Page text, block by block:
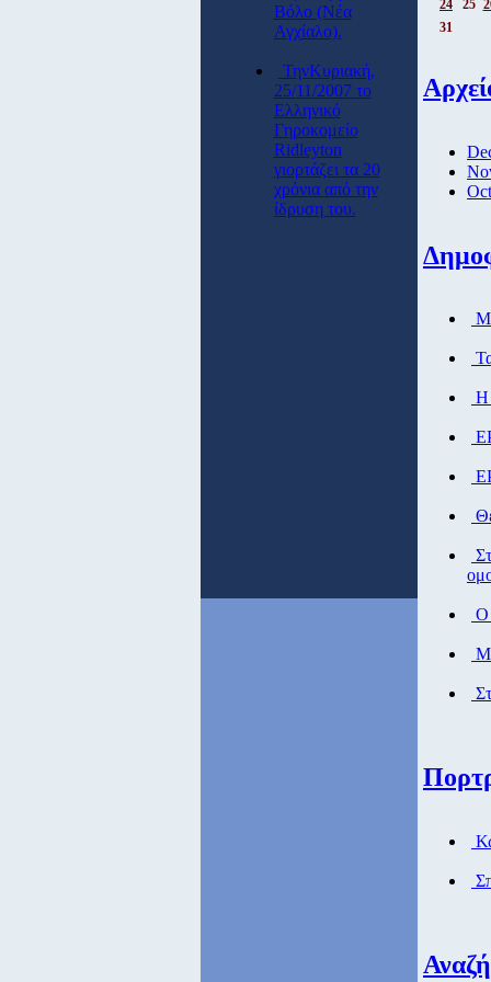
Βόλο (Νέα
Αγχίαλο).
ΤηνΚυριακή,
25/11/2007 το
Ελληνικό
Γηροκομείο
Ridleyton
γιορτάζει τα 20
χρόνια από την
ίδρυση του.
24
25
31
Η
Ο